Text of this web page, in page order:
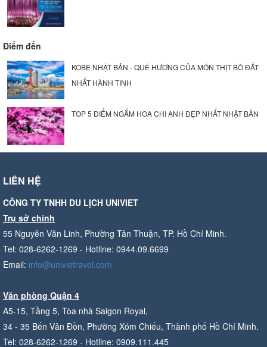
Điểm đến
KOBE NHẬT BẢN - QUÊ HƯƠNG CỦA MÓN THỊT BÒ ĐẮT
NHẤT HÀNH TINH
TOP 5 ĐIỂM NGẮM HOA CHI ANH ĐẸP NHẤT NHẬT BẢN
LIÊN HỆ
CÔNG TY TNHH DU LỊCH UNIVIET
Trụ sở chính
55 Nguyễn Văn Linh, Phường Tân Thuận, TP. Hồ Chí Minh.
Tel: 028-6262-1269 - Hotline: 0944.09.6699
Email: info@univietravel.com
Văn phòng Quận 4
A5-15, Tầng 5, Tòa nhà Saigon Royal,
34 - 35 Bến Vân Đồn, Phường Xóm Chiếu, Thành phố Hồ Chí Minh.
Tel: 028-6262-1269 - Hotline: 0909.111.445